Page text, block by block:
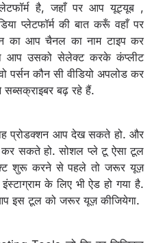
है, जहाँ पर आप यूट्यूब ,
प्लेटफॉर्म की बात करूँ वहाँ पर
का आप चैनल का नाम टाइप कर
आप उसको सेलेक्ट करके कंप्लीट
कौन सी वीडियो अपलोड कर
बढ़ रहे हैं.
प्रोडक्शन आप देख सकते हो. और
कर सकते हो. सोशल प्ले टू ऐसा टूल
शुरू करने से पहले तो जरूर यूज़
के लिए भी ऐड हो गया है.
इस टूल को जरूर यूज़ कीजियेगा.